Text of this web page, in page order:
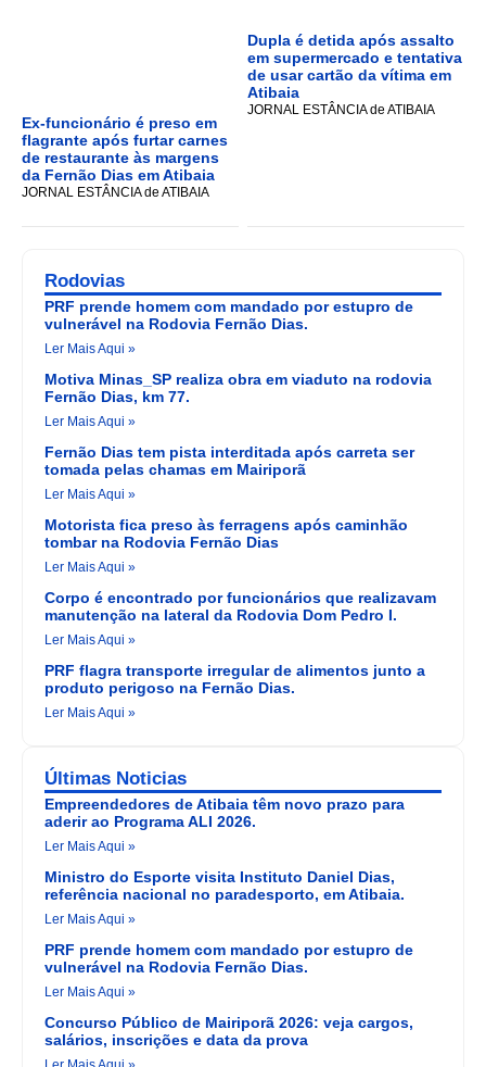
Ex-funcionário é preso em
flagrante após furtar carnes
de restaurante às margens
da Fernão Dias em Atibaia
JORNAL ESTÂNCIA de ATIBAIA
Dupla é detida após assalto
em supermercado e tentativa
de usar cartão da vítima em
Atibaia
JORNAL ESTÂNCIA de ATIBAIA
Rodovias
PRF prende homem com mandado por estupro de
vulnerável na Rodovia Fernão Dias.
Ler Mais Aqui »
Motiva Minas_SP realiza obra em viaduto na rodovia
Fernão Dias, km 77.
Ler Mais Aqui »
Fernão Dias tem pista interditada após carreta ser
tomada pelas chamas em Mairiporã
Ler Mais Aqui »
Motorista fica preso às ferragens após caminhão
tombar na Rodovia Fernão Dias
Ler Mais Aqui »
Corpo é encontrado por funcionários que realizavam
manutenção na lateral da Rodovia Dom Pedro I.
Ler Mais Aqui »
PRF flagra transporte irregular de alimentos junto a
produto perigoso na Fernão Dias.
Ler Mais Aqui »
Últimas Noticias
Empreendedores de Atibaia têm novo prazo para
aderir ao Programa ALI 2026.
Ler Mais Aqui »
Ministro do Esporte visita Instituto Daniel Dias,
referência nacional no paradesporto, em Atibaia.
Ler Mais Aqui »
PRF prende homem com mandado por estupro de
vulnerável na Rodovia Fernão Dias.
Ler Mais Aqui »
Concurso Público de Mairiporã 2026: veja cargos,
salários, inscrições e data da prova